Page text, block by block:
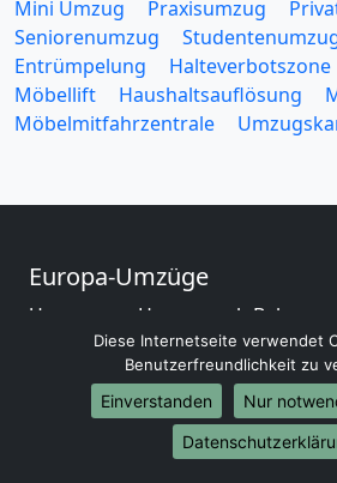
Mini Umzug
Praxisumzug
Seniorenumzug
Entrümpelung
Halteverbotszone
Möbellift
Haushaltsauflösung
Möbelmitfahrzentrale
Europa-Umzüge
Umzug von Hamm nach Belarus
Umzug von Hamm nach Belgien
Umzug von Hamm nach
Umzug von Hamm nach
Umzug von Hamm nach England
Umzug von Hamm nach Portugal
Diese Internetseite verwendet
Benutzerfreundlichkeit zu
Einverstanden
Nur